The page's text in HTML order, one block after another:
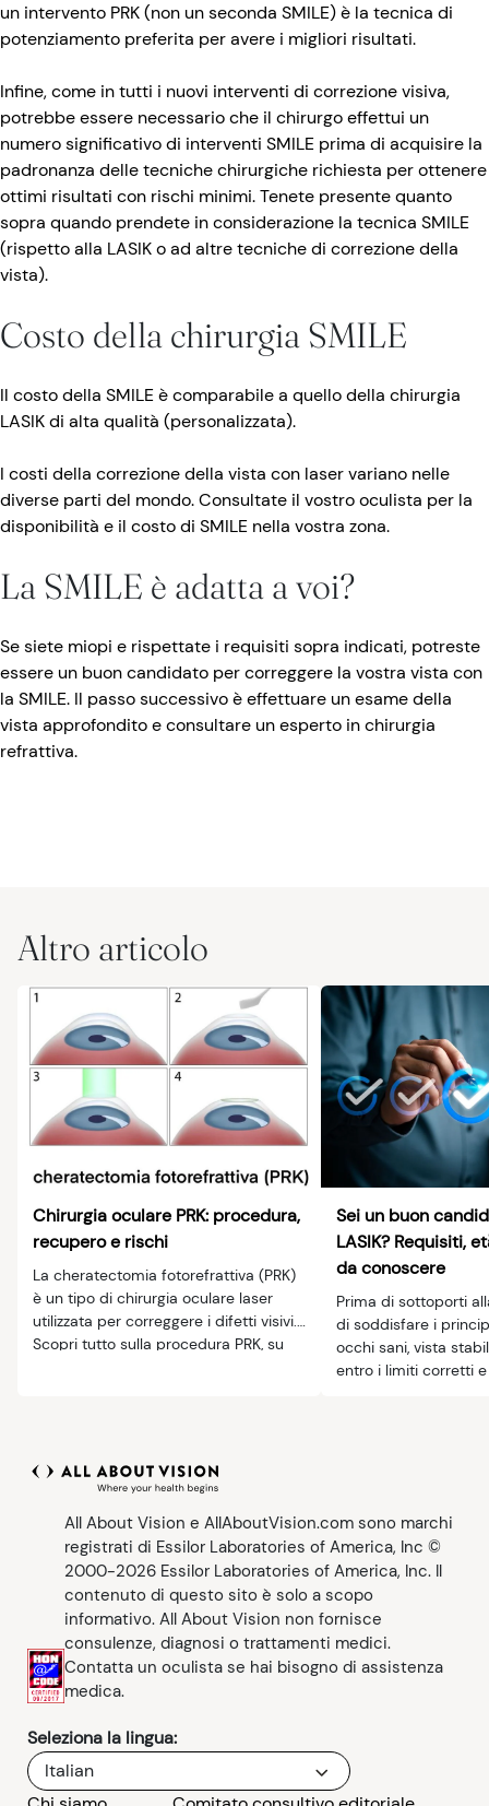
un intervento PRK (non un seconda SMILE) è la tecnica di
potenziamento preferita per avere i migliori risultati.
Infine, come in tutti i nuovi interventi di correzione visiva,
potrebbe essere necessario che il chirurgo effettui un
numero significativo di interventi SMILE prima di acquisire la
padronanza delle tecniche chirurgiche richiesta per ottenere
ottimi risultati con rischi minimi. Tenete presente quanto
sopra quando prendete in considerazione la tecnica SMILE
(rispetto alla LASIK o ad altre tecniche di correzione della
vista).
Costo della chirurgia SMILE
Il costo della SMILE è comparabile a quello della chirurgia
LASIK di alta qualità (personalizzata).
I costi della correzione della vista con laser variano nelle
diverse parti del mondo. Consultate il vostro oculista per la
disponibilità e il costo di SMILE nella vostra zona.
La SMILE è adatta a voi?
Se siete miopi e rispettate i requisiti sopra indicati, potreste
essere un buon candidato per correggere la vostra vista con
la SMILE. Il passo successivo è effettuare un esame della
vista approfondito e consultare un esperto in chirurgia
refrattiva.
Altro articolo
Chirurgia oculare PRK: procedura,
recupero e rischi
La cheratectomia fotorefrattiva (PRK)
è un tipo di chirurgia oculare laser
utilizzata per correggere i difetti visivi.
Scopri tutto sulla procedura PRK, su
Sei un buon
LASIK? Requisiti,
da conoscere
Prima di sottoporti
di soddisfare i
occhi sani, vista
entro i limiti corretti
All About Vision e AllAboutVision.com sono marchi
registrati di Essilor Laboratories of America, Inc ©
2000-2026 Essilor Laboratories of America, Inc. Il
contenuto di questo sito è solo a scopo
informativo. All About Vision non fornisce
consulenze, diagnosi o trattamenti medici.
Contatta un oculista se hai bisogno di assistenza
medica.
Seleziona la lingua:
Italian